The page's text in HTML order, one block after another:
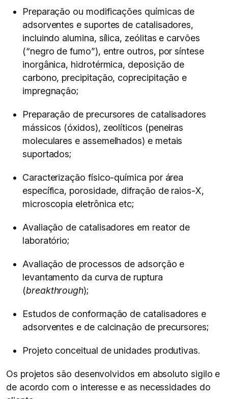
Preparação ou modificações químicas de
adsorventes e suportes de catalisadores,
incluindo alumina, sílica, zeólitas e carvões
(“negro de fumo”), entre outros, por síntese
inorgânica, hidrotérmica, deposição de
carbono, precipitação, coprecipitação e
impregnação;
Preparação de precursores de catalisadores
mássicos (óxidos), zeolíticos (peneiras
moleculares e assemelhados) e metais
suportados;
Caracterização físico-química por área
específica, porosidade, difração de raios-X,
microscopia eletrônica etc;
Avaliação de catalisadores em reator de
laboratório;
Avaliação de processos de adsorção e
levantamento da curva de ruptura
(breakthrough);
Estudos de conformação de catalisadores e
adsorventes e de calcinação de precursores;
Projeto conceitual de unidades produtivas.
Os projetos são desenvolvidos em absoluto sigilo e
de acordo com o interesse e as necessidades do